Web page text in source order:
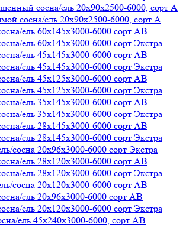
сосна/ель 20х90х2500-6000, сорт А
сосна/ель 20х90х2500-6000, сорт А
ель 60х145х3000-6000 сорт АВ
ель 60х145х3000-6000 сорт Экстра
ель 45х145х3000-6000 сорт АВ
ель 45х145х3000-6000 сорт Экстра
ель 45х125х3000-6000 сорт АВ
ель 45х125х3000-6000 сорт Экстра
ель 35х145х3000-6000 сорт АВ
ель 35х145х3000-6000 сорт Экстра
ель 28х145х3000-6000 сорт АВ
ель 28х145х3000-6000 сорт Экстра
сосна 20х96х3000-6000 сорт Экстра
ель 28х120х3000-6000 сорт АВ
ель 28х120х3000-6000 сорт Экстра
сосна 20х120х3000-6000 сорт АВ
ель 20х96х3000-6000 сорт АВ
ель 20х120х3000-6000 сорт Экстра
ель 45х240х3000-6000, сорт АВ